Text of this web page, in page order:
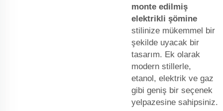
monte edilmiş
elektrikli şömine
stilinize mükemmel bir
şekilde uyacak bir
tasarım. Ek olarak
modern stillerle,
etanol, elektrik ve gaz
gibi geniş bir seçenek
yelpazesine sahipsiniz.